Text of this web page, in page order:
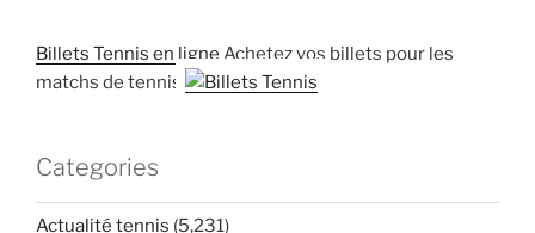
Billets Tennis en ligne Achetez vos billets pour les
matchs de tennis
Categories
Actualité tennis (5,231)